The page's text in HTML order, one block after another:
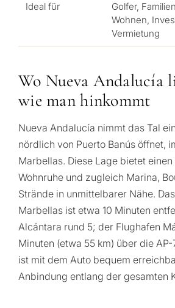
Ideal für
Golfer,
Wohnen,
Vermietung
Wo Nueva Andalucía
wie man hinkommt
Nueva Andalucía nimmt das Tal
nördlich von Puerto Banús öffnet,
Marbellas. Diese Lage bietet
Wohnruhe und zugleich Marina,
Strände in unmittelbarer Nähe.
Marbellas ist etwa 10 Minuten
Alcántara rund 5; der Flughafen
Minuten (etwa 55 km) über die
ist mit dem Auto bequem
Anbindung entlang der gesamten